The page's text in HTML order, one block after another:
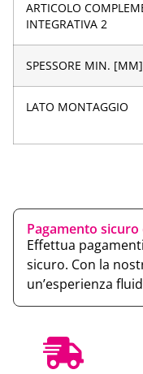
ARTICOLO
INTEGRATIVA 2
SPESSORE MIN. [MM]
LATO MONTAGGIO
Pagamento sicuro
Effettua
sicuro. Con la
un’esperienza